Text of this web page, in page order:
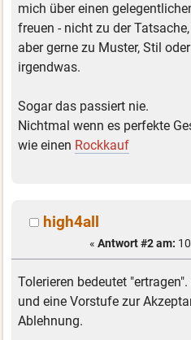
mich über einen
freuen - nicht zu der
aber gerne zu Muster, Stil
irgendwas.
Sogar das passiert nie.
Nichtmal wenn es perfekte
wie einen Rockkauf
high4all
« Antwort #2 am:
Tolerieren bedeutet
und eine Vorstufe zur
Ablehnung.